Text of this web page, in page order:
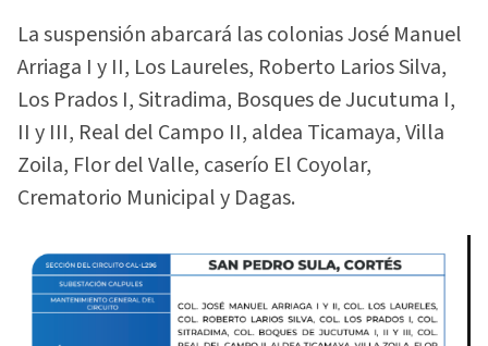
La suspensión abarcará las colonias José Manuel
Arriaga I y II, Los Laureles, Roberto Larios Silva,
Los Prados I, Sitradima, Bosques de Jucutuma I,
II y III, Real del Campo II, aldea Ticamaya, Villa
Zoila, Flor del Valle, caserío El Coyolar,
Crematorio Municipal y Dagas.